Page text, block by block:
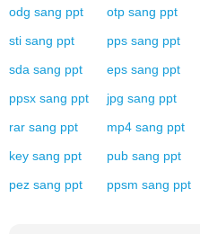
odg sang ppt otp sang ppt
sti sang ppt pps sang ppt
sda sang ppt eps sang ppt
ppsx sang ppt jpg sang ppt
rar sang ppt mp4 sang ppt
key sang ppt pub sang ppt
pez sang ppt ppsm sang ppt